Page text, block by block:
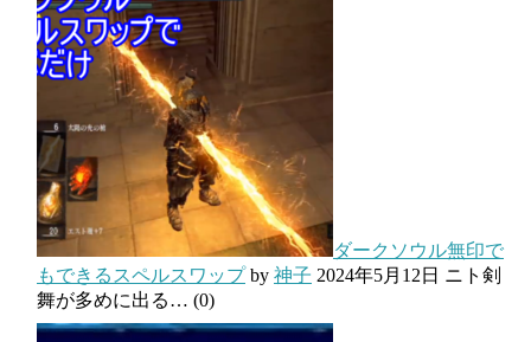
ダークソウル無印で
もできるスペルスワップby 神子 2024年5月12日 ニト剣
舞が多めに出る… (0)